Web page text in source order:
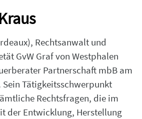
Rechtsanwalt und
GvW Graf von Westphalen
Partnerschaft mbB am
Tätigkeitsschwerpunkt
Rechtsfragen, die im
der Entwicklung, Herstellung